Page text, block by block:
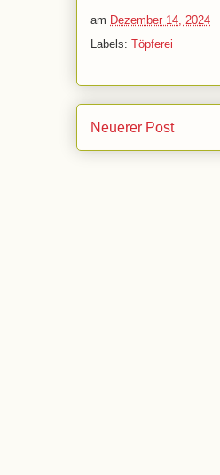
am Dezember 14, 2024
Labels: Töpferei
Neuerer Post